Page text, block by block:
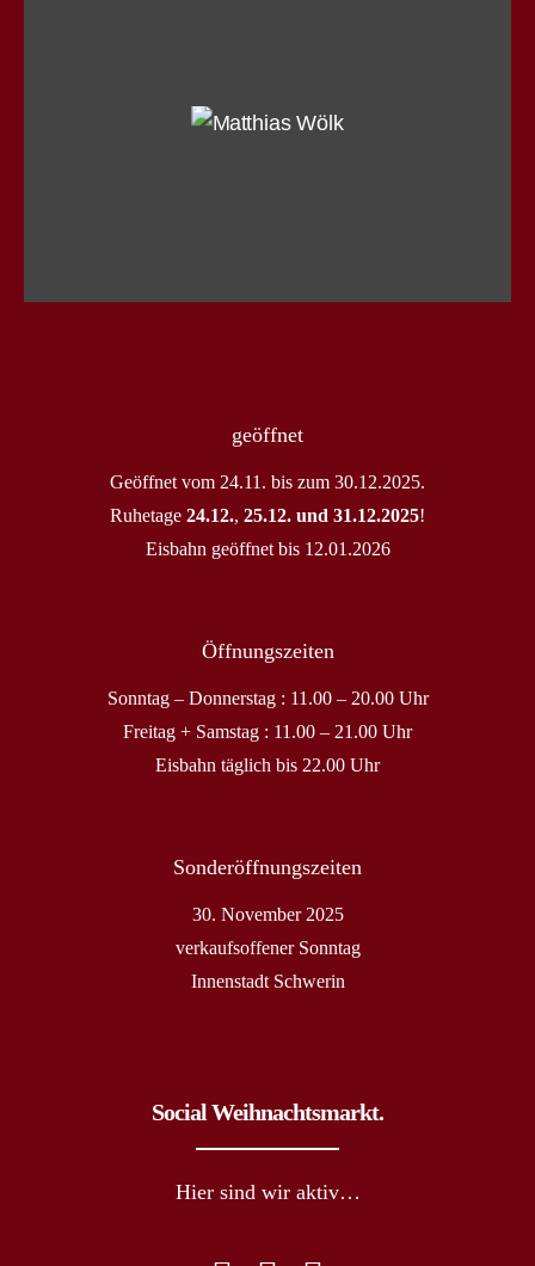
geöffnet
Geöffnet vom 24.11. bis zum 30.12.2025.
Ruhetage 24.12., 25.12. und 31.12.2025!
Eisbahn geöffnet bis 12.01.2026
Öffnungszeiten
Sonntag – Donnerstag : 11.00 – 20.00 Uhr
Freitag + Samstag : 11.00 – 21.00 Uhr
Eisbahn täglich bis 22.00 Uhr
Sonderöffnungszeiten
30. November 2025
verkaufsoffener Sonntag
Innenstadt Schwerin
Social Weihnachtsmarkt.
Hier sind wir aktiv…